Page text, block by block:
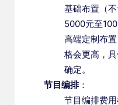
基础布置（
5000元至
高端定制布
格会更高，
确定。
节目编排：
节目编排费